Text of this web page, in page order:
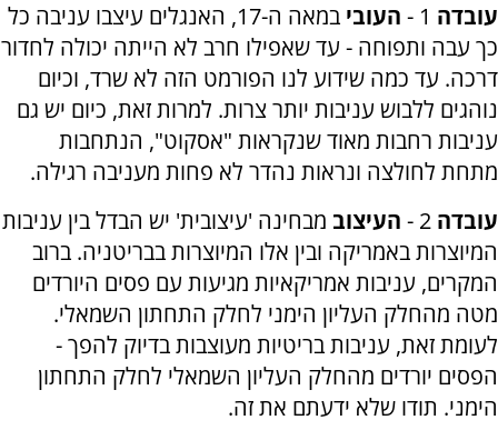
עובדה 1 - העובי
במאה ה-17, האנגלים עיצבו עניבה כל
כך עבה ותפוחה - עד שאפילו חרב לא הייתה יכולה לחדור
דרכה. עד כמה שידוע לנו הפורמט הזה לא שרד, וכיום
נוהגים ללבוש עניבות יותר צרות. למרות זאת, כיום יש גם
עניבות רחבות מאוד שנקראות "אסקוט", הנתחבות
מתחת לחולצה ונראות נהדר לא פחות מעניבה רגילה.
עובדה 2 - העיצוב מבחינה 'עיצובית' יש הבדל בין עניבות
המיוצרות באמריקה ובין אלו המיוצרות בבריטניה. ברוב
המקרים, עניבות אמריקאיות מגיעות עם פסים היורדים
מטה מהחלק העליון הימני לחלק התחתון השמאלי.
לעומת זאת, עניבות בריטיות מעוצבות בדיוק להפך -
הפסים יורדים מהחלק העליון השמאלי לחלק התחתון
הימני. תודו שלא ידעתם את זה.